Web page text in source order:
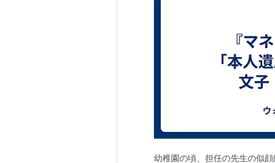
幼稚園の頃、担任の先生の似